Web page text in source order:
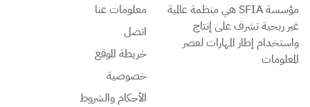
مؤسسة SFIA هي منظمة عالمية
غير ربحية تشرف على إنتاج
واستخدام إطار المهارات لعصر
المعلومات
معلومات عنا
اتصل
خريطة الموقع
خصوصية
الأحكام والشروط